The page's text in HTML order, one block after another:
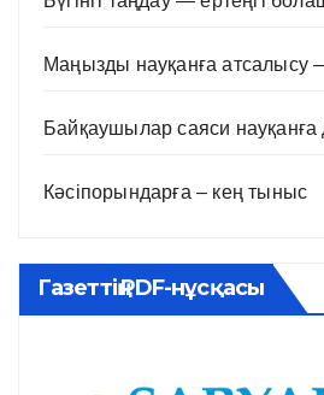
Маңызды науқанға атсалысу —
Байқаушылар саяси науқанға
Кәсіпорындарға – кең тыныс
Газеттің PDF-нұсқасы